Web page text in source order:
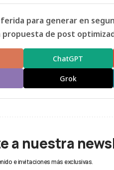
para generar en
de post
ChatGPT
Grok
a nuestra
e invitaciones más exclusivas.